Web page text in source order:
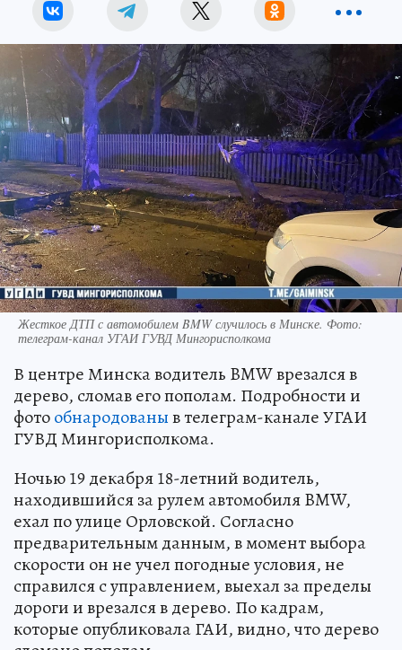
Жесткое ДТП с автомобилем BMW случилось в Минске. Фото:
телеграм-канал УГАИ ГУВД Мингорисполкома
В центре Минска водитель BMW врезался в
дерево, сломав его пополам. Подробности и
фотообнародованыв телеграм-канале УГАИ
ГУВД Мингорисполкома.
Ночью 19 декабря 18-летний водитель,
находившийся за рулем автомобиля BMW,
ехал по улице Орловской. Согласно
предварительным данным, в момент выбора
скорости он не учел погодные условия, не
справился с управлением, выехал за пределы
дороги и врезался в дерево. По кадрам,
которые опубликовала ГАИ, видно, что дерево